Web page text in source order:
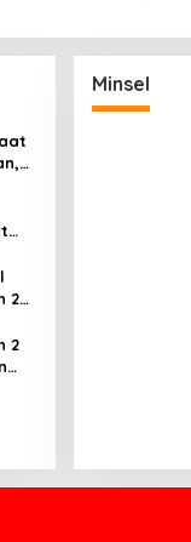
2
2
Minsel